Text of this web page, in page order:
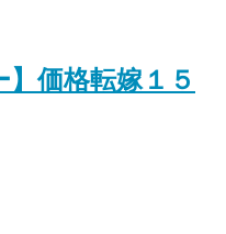
】価格転嫁１５